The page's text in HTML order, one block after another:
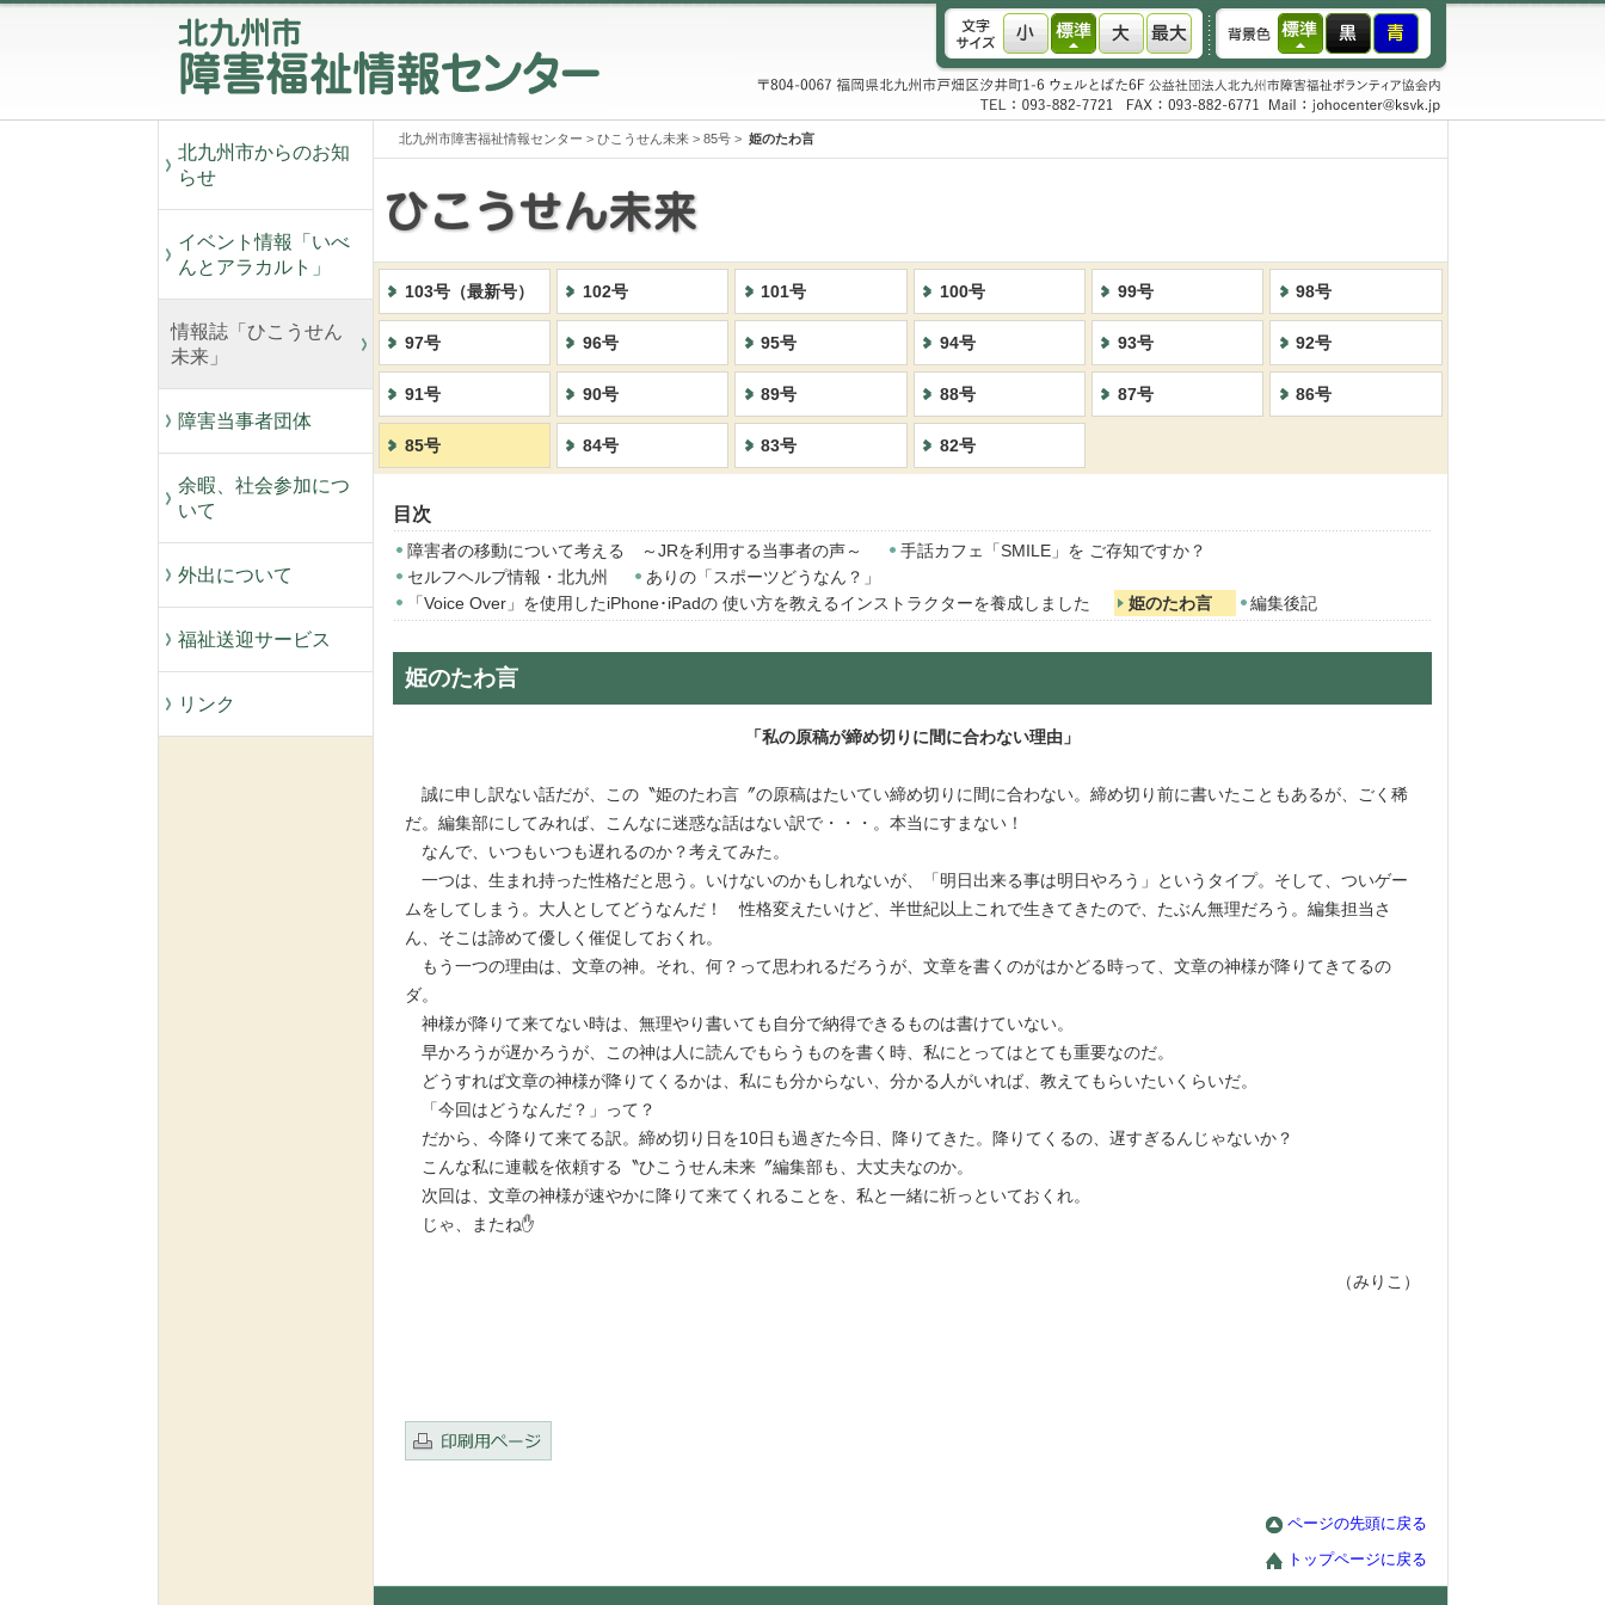
北九州市からのお知
らせ
イベント情報「いべ
んとアラカルト」
情報誌「ひこうせん
未来」
障害当事者団体
余暇、社会参加につ
いて
外出について
福祉送迎サービス
リンク
北九州市障害福祉情報センター > ひこうせん未来> 85号> 姫のたわ言
103号（最新号） 102号 101号 100号 99号 98号
97号 96号 95号 94号 93号 92号
91号 90号 89号 88号 87号 86号
85号 84号 83号 82号
目次
障害者の移動について考える ～JRを利用する当事者の声～
手話カフェ「SMILE」を ご存知ですか？
セルフヘルプ情報・北九州
ありの「スポーツどうなん？」
「Voice Over」を使用したiPhone･iPadの 使い方を教えるインストラクターを養成しました
姫のたわ言 編集後記
姫のたわ言
「私の原稿が締め切りに間に合わない理由」
誠に申し訳ない話だが、この〝姫のたわ言〞の原稿はたいてい締め切りに間に合わない。締め切り前に書いたこともあるが、ごく稀
だ。編集部にしてみれば、こんなに迷惑な話はない訳で・・・。本当にすまない！
なんで、いつもいつも遅れるのか？考えてみた。
一つは、生まれ持った性格だと思う。いけないのかもしれないが、「明日出来る事は明日やろう」というタイプ。そして、ついゲー
ムをしてしまう。大人としてどうなんだ！ 性格変えたいけど、半世紀以上これで生きてきたので、たぶん無理だろう。編集担当さ
ん、そこは諦めて優しく催促しておくれ。
もう一つの理由は、文章の神。それ、何？って思われるだろうが、文章を書くのがはかどる時って、文章の神様が降りてきてるの
ダ。
神様が降りて来てない時は、無理やり書いても自分で納得できるものは書けていない。
早かろうが遅かろうが、この神は人に読んでもらうものを書く時、私にとってはとても重要なのだ。
どうすれば文章の神様が降りてくるかは、私にも分からない、分かる人がいれば、教えてもらいたいくらいだ。
「今回はどうなんだ？」って？
だから、今降りて来てる訳。締め切り日を10日も過ぎた今日、降りてきた。降りてくるの、遅すぎるんじゃないか？
こんな私に連載を依頼する〝ひこうせん未来〞編集部も、大丈夫なのか。
次回は、文章の神様が速やかに降りて来てくれることを、私と一緒に祈っといておくれ。
じゃ、またね✋
（みりこ）
ページの先頭に戻る
トップページに戻る